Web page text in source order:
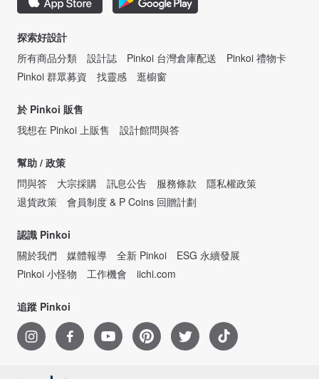
探索好設計
所有商品分類
設計誌 Pinkoi 台灣倉庫配送
Pinkoi 禮物卡
Pinkoi 群眾募資
找靈感 逛櫥窗
於 Pinkoi 販售
我想在 Pinkoi 上販售
設計館問與答
幫助 / 政策
問與答
大宗採購 訊息公告 服務條款
隱私權政策
退貨政策
會員制度 & P Coins 回贈計劃
認識 Pinkoi
關於我們
媒體報導 全新 Pinkoi
ESG 永續發展
Pinkoi 小怪物
工作機會 iichi.com
追蹤 Pinkoi